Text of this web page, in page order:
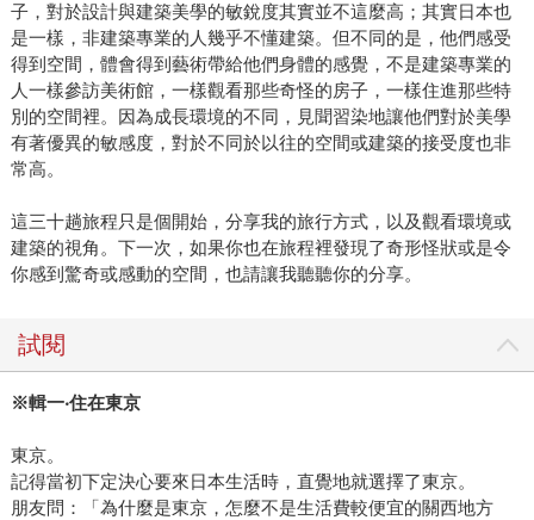
子，對於設計與建築美學的敏銳度其實並不這麼高；其實日本也
是一樣，非建築專業的人幾乎不懂建築。但不同的是，他們感受
得到空間，體會得到藝術帶給他們身體的感覺，不是建築專業的
人一樣參訪美術館，一樣觀看那些奇怪的房子，一樣住進那些特
別的空間裡。因為成長環境的不同，見聞習染地讓他們對於美學
有著優異的敏感度，對於不同於以往的空間或建築的接受度也非
常高。
這三十趟旅程只是個開始，分享我的旅行方式，以及觀看環境或
建築的視角。下一次，如果你也在旅程裡發現了奇形怪狀或是令
你感到驚奇或感動的空間，也請讓我聽聽你的分享。
試閱
※輯一‧住在東京
東京。
記得當初下定決心要來日本生活時，直覺地就選擇了東京。
朋友問：「為什麼是東京，怎麼不是生活費較便宜的關西地方